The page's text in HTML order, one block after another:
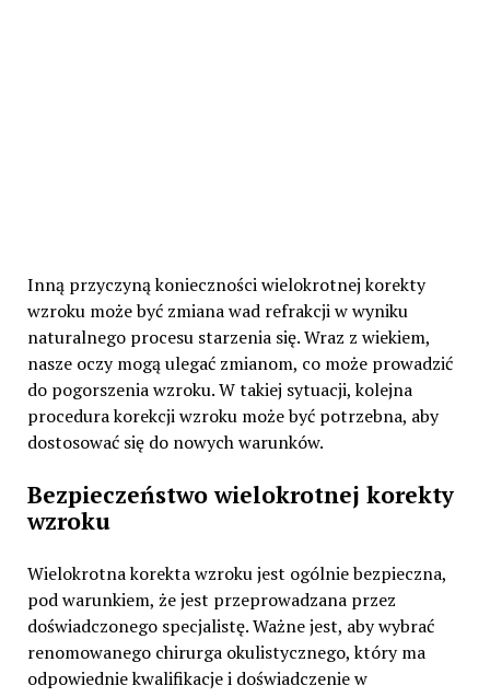
Inną przyczyną konieczności wielokrotnej korekty
wzroku może być zmiana wad refrakcji w wyniku
naturalnego procesu starzenia się. Wraz z wiekiem,
nasze oczy mogą ulegać zmianom, co może prowadzić
do pogorszenia wzroku. W takiej sytuacji, kolejna
procedura korekcji wzroku może być potrzebna, aby
dostosować się do nowych warunków.
Bezpieczeństwo wielokrotnej korekty
wzroku
Wielokrotna korekta wzroku jest ogólnie bezpieczna,
pod warunkiem, że jest przeprowadzana przez
doświadczonego specjalistę. Ważne jest, aby wybrać
renomowanego chirurga okulistycznego, który ma
odpowiednie kwalifikacje i doświadczenie w